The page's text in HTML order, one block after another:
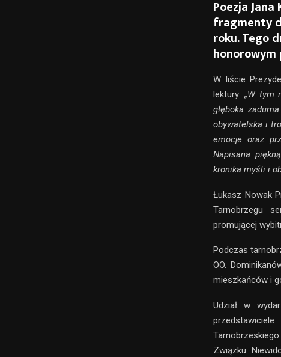
Poezja
fragmenty
roku. Tego
honorowym
W liście
lektury:„W tym
głęboka
obywatelska i
emocje oraz
Napisana
kronika myśli i
Łukasz Nowak
Tarnobrzegu
promującej
Podczas
OO.
mieszkańców i
Udział w
Związku